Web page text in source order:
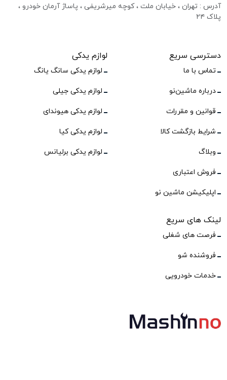
آدرس : تهران ، خیابان ملت ، کوچه میرشریفی ، پاساژ آرمان خودرو ،
پلاک ۲۴
دسترسی سریع
تماس با ما
درباره ماشین‌نو
قوانین و مقررات
شرایط بازگشت کالا
وبلاگ
فروش اعتباری
اپلیکیشن ماشین نو
لوازم یدکی
لوازم یدکی سانگ یانگ
لوازم یدکی جیلی
لوازم یدکی هیوندای
لوازم یدکی کیا
لوازم یدکی برلیانس
لینک های سریع
فرصت های شغلی
فروشنده شو
خدمات خودرویی